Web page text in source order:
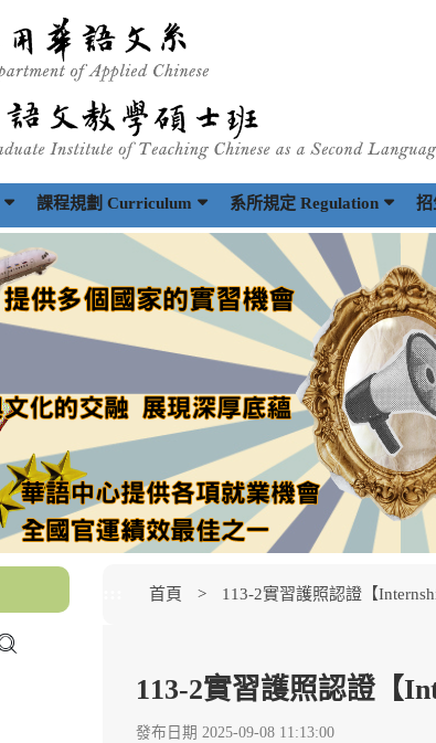
課程規劃 Curriculum 系所規定 Regulation 招
首頁
113-2實習護照認證【
發布日期 2025-09-08 11:13:00